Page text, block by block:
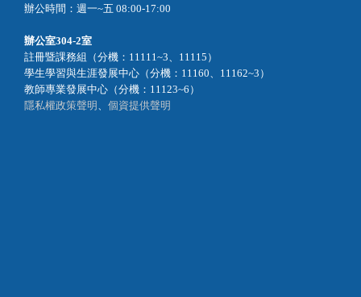
辦公時間：週一~五 08:00-17:00
辦公室304-2室
註冊暨課務組（分機：11111~3、11115）
學生學習與生涯發展中心（分機：11160、11162~3）
教師專業發展中心（分機：11123~6）
隱私權政策聲明
個資提供聲明